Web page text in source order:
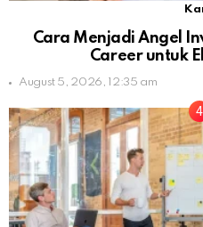
Cara Menjadi Angel
Career untuk
August 5, 2026, 12:35 am